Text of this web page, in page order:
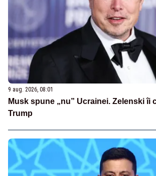
9 aug. 2026, 08:01
Musk spune „nu” Ucrainei. Zelenski îi
Trump